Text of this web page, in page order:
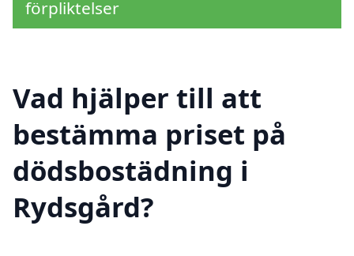
förpliktelser
Vad hjälper till att
bestämma priset på
dödsbostädning i
Rydsgård?